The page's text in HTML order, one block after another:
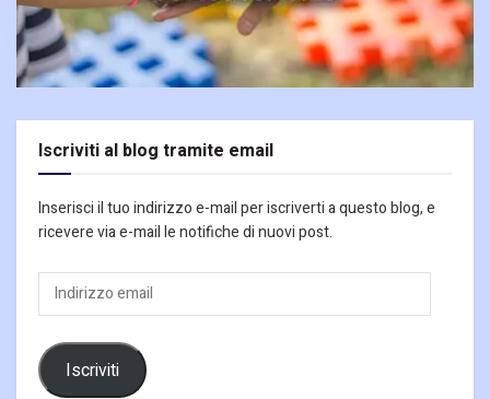
Iscriviti al blog tramite email
Inserisci il tuo indirizzo e-mail per iscriverti a questo blog, e
ricevere via e-mail le notifiche di nuovi post.
Indirizzo
email
Iscriviti